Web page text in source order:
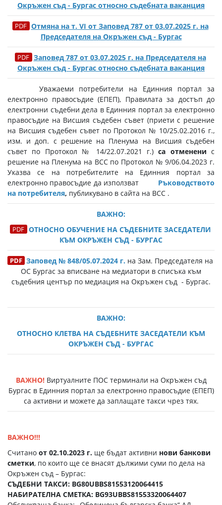
Окръжен съд - Бургас относно съдебната ваканция
Отмяна на т. VI от Заповед 787 от 03.07.2025 г. на
Председателя на Окръжен съд - Бургас
Заповед 787 от 03.07.2025 г. на Председателя на
Окръжен съд - Бургас относно съдебната ваканция
Уважаеми потребители на Единния портал за
електронно правосъдие (ЕПЕП), Правилата за достъп до
електронни съдебни дела в Единния портал за електронно
правосъдие на Висшия съдебен съвет (приети с решение
на Висшия съдебен съвет по Протокол № 10/25.02.2016 г.,
изм. и доп. с решение на Пленума на Висшия съдебен
съвет по Протокол № 14/22.07.2021 г.)са отменени с
решение на Пленума на ВСС по Протокол № 9/06.04.2023 г.
Указва се на потребителите на Единния портал за
електронно правосъдие да използват
Ръководството
на потребителя, публикувано в сайта на ВСС .
ВАЖНО:
ОТНОСНО ОБУЧЕНИЕ НА СЪДЕБНИТЕ ЗАСЕДАТЕЛИ
КЪМ ОКРЪЖЕН СЪД - БУРГАС
Заповед № 848/05.07.2024 г. на Зам. Председателя на
ОС Бургас за вписване на медиатори в списъка към
съдебния център по медиация на Окръжен съд - Бургас.
ВАЖНО:
ОТНОСНО КЛЕТВА НА СЪДЕБНИТЕ ЗАСЕДАТЕЛИ КЪМ
ОКРЪЖЕН СЪД - БУРГАС
ВАЖНО!Виртуалните ПОС терминали на Окръжен съд
Бургас в Единния портал за електронно правосъдие (EПЕП)
са активни и можете да заплащате такси чрез тях.
ВАЖНО!!!
Считано от 02.10.2023 г. ще бъдат активни нови банкови
сметки, по които ще се внасят дължими суми по дела на
Окръжен съд – Бургас:
СЪДЕБНИ ТАКСИ: BG80UBBS81553120064415
НАБИРАТЕЛНА СМЕТКА: BG93UBBS81553320064407